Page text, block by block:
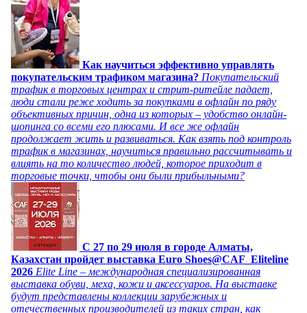
Как научиться эффективно управлять
покупательским трафиком магазина? Покупательский
трафик в торговых центрах и стрит-ритейле падает,
люди стали реже ходить за покупками в офлайн по ряду
объективных причин, одна из которых – удобство онлайн-
шопинга со всеми его плюсами. И все же офлайн
продолжает жить и развиваться. Как взять под контроль
трафик в магазинах, научиться правильно рассчитывать и
влиять на то количество людей, которое приходит в
торговые точки, чтобы они были прибыльными?
C 27 по 29 июля в городе Алматы,
Казахстан пройдет выставка Euro Shoes@CAF_Eliteline
2026 Elite Line – международная специализированная
выставка обуви, меха, кожи и аксессуаров. На выставке
будут представлены коллекции зарубежных и
отечественных производителей из таких стран, как